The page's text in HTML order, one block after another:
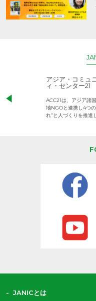
アジア・コミュ
ィ・センター21
ACC21は、アジア諸
地NGOと連携し4つ
れ”と人づくりを推進
JANICとは